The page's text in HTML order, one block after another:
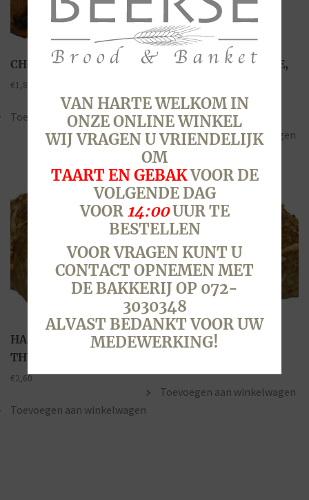
CHOCOLADE BROODJE
€1,80
Toevoegen aan winkelwagen
CHOCOLADE BROODJE,
€1,80
Toevoegen aan winkelwagen
HAMKAAS BROODJE,
THUIS AFBAKKEN
€2,60
Toevoegen aan winkelwagen
HAMKAAS BROODJE
Toevoegen aan winkelwagen
VAN HARTE WELKOM IN
ONZE ONLINE WINKEL
WIJ VRAGEN U VRIENDELIJK
OM
TAART EN GEBAKVOOR DE
VOLGENDE DAG
VOOR 14:00UUR TE
BESTELLEN
VOOR VRAGEN KUNT U
CONTACT OPNEMEN MET
DE BAKKERIJ OP 072-
3030348
ALVAST BEDANKT VOOR UW
MEDEWERKING!